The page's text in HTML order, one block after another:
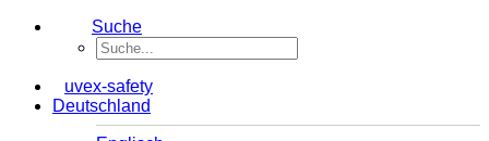
Suche
uvex-safety
Deutschland